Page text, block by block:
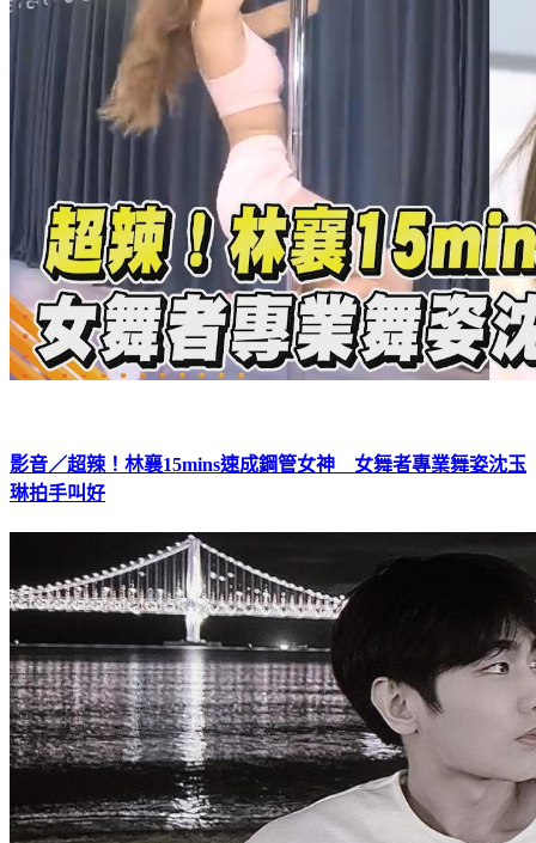
影音／超辣！林襄15mins速成鋼管女神 女舞者專業舞姿沈玉
琳拍手叫好